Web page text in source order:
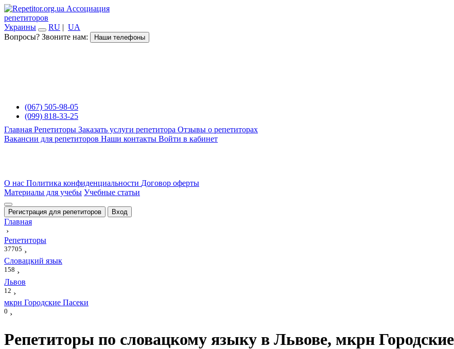
Ассоциация
репетиторов
Украины
RU | UA
Вопросы? Звоните нам:
Наши телефоны
(067) 505-98-05
(099) 818-33-25
Главная Репетиторы Заказать услуги репетитора Отзывы о репетиторах
Вакансии для репетиторов Наши контакты Войти в кабинет
О нас Политика конфиденциальности Договор оферты
Материалы для учебы Учебные статьи
Регистрация для репетиторов Вход
Главная
›
Репетиторы
37705 ›
Словацкий язык
158 ›
Львов
12 ›
мкрн Городские Пасеки
0 ›
Репетиторы по словацкому языку в Львове, мкрн